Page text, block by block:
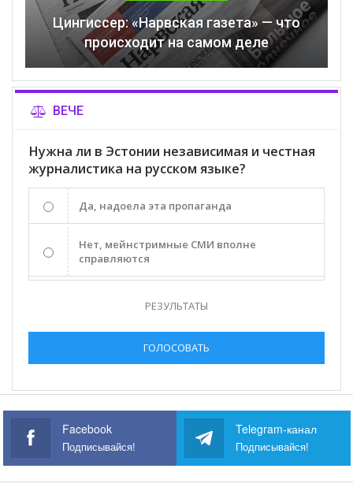
Цингиссер: «Нарвская газета» — что
происходит на самом деле
ВЕЧЕ
Нужна ли в Эстонии независимая и честная
журналистика на русском языке?
Да, надоела эта пропаганда
Нет, мейнстримные СМИ вполне
справляются
РЕЗУЛЬТАТЫ
ГОЛОСОВАТЬ
Facebook
Подписывайся!
Telegram-канал
Подписывайся!